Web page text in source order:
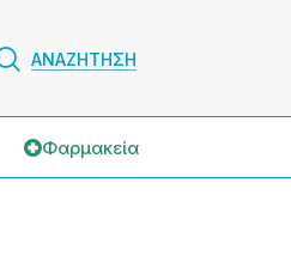
ΑΝΑΖΗΤΗΣΗ
Φαρμακεία